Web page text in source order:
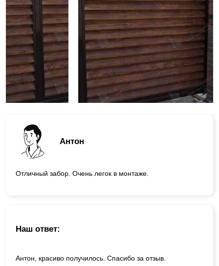
Антон
Отличный забор. Очень легок в монтаже.
Наш ответ:
Антон, красиво получилось. Спасибо за отзыв.